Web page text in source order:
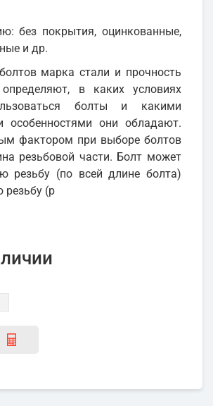
без покрытия, оцинкованные,
и др.
марка стали и прочность
в каких условиях
болты и какими
особенностями они обладают.
фактором при выборе болтов
резьбовой части. Болт может
резьбу (по всей длине болта)
резьбу (р